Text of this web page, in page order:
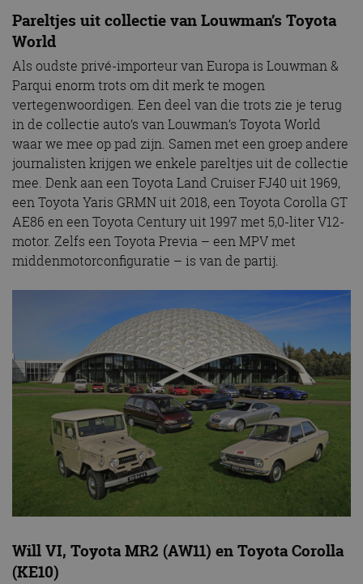
Pareltjes uit collectie van Louwman’s Toyota
World
Als oudste privé-importeur van Europa is Louwman &
Parqui enorm trots om dit merk te mogen
vertegenwoordigen. Een deel van die trots zie je terug
in de collectie auto’s van Louwman’s Toyota World
waar we mee op pad zijn. Samen met een groep andere
journalisten krijgen we enkele pareltjes uit de collectie
mee. Denk aan een Toyota Land Cruiser FJ40 uit 1969,
een Toyota Yaris GRMN uit 2018, een Toyota Corolla GT
AE86 en een Toyota Century uit 1997 met 5,0-liter V12-
motor. Zelfs een Toyota Previa – een MPV met
middenmotorconfiguratie – is van de partij.
Will VI, Toyota MR2 (AW11) en Toyota Corolla
(KE10)